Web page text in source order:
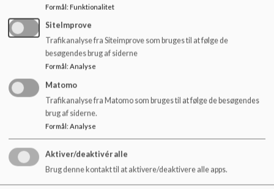
16.12.24 Dagsorden og referat.pdf
20.01.25 Dagsorden og referat.pdf
20.02.2025 Dagsorden og referat.pdf
19.03.25 Dagsorden og referat.pdf
Formål: Funktionalitet
SiteImprove
Trafikanalyse fra Siteimprove som bruges til at følge de
besøgendes brug af siderne
Formål : Analyse
Matomo
Trafikanalyse fra Matomo som bruges til at følge de besøgendes
brug af siderne.
Formål: Analyse
Aktiver/deaktivér alle
Brug denne kontakt til at aktivere/deaktivere alle apps.